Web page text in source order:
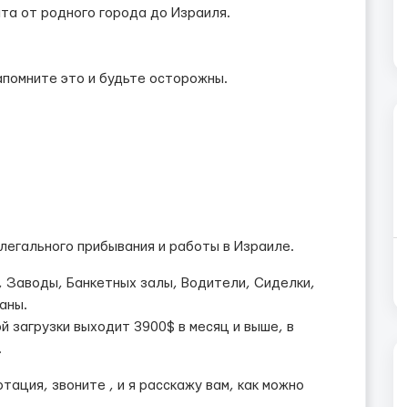
от родного города до Израиля.
это и будьте осторожны.
прибывания и работы в Израиле.
Заводы, Банкетных залы, Водители, Сиделки,
загрузки выходит 3900$ в месяц и выше, в
звоните , и я расскажу вам, как можно